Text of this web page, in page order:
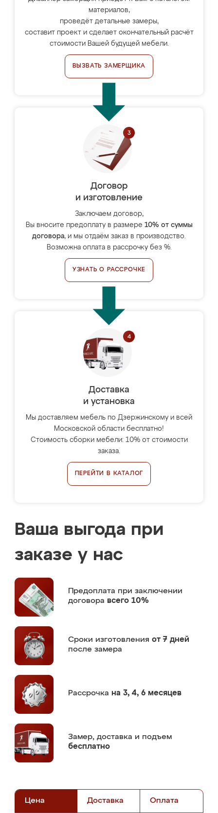
материалов,
проведёт детальные замеры,
составит проект и сделает окончательный расчёт
стоимости Вашей будущей мебели.
ВЫЗВАТЬ ЗАМЕРЩИКА
Договор
и изготовление
Заключаем договор,
Вы вносите предоплату в размере 10% от суммы
договора, и мы отдаём заказ в производство.
Возможна оплата в рассрочку без %.
УЗНАТЬ О РАССРОЧКЕ
Доставка
и установка
Мы доставляем мебель по Дзержинскому и всей
Московской области бесплатно!
Стоимость сборки мебели: 10% от стоимости
заказа.
ПЕРЕЙТИ В КАТАЛОГ
Ваша выгода при
заказе у нас
Предоплата при заключении
договора всего 10%
Сроки изготовления от 7 дней
после замера
Рассрочка на 3, 4, 6 месяцев
Замер, доставка и подъем
бесплатно
Цена Доставка Оплата